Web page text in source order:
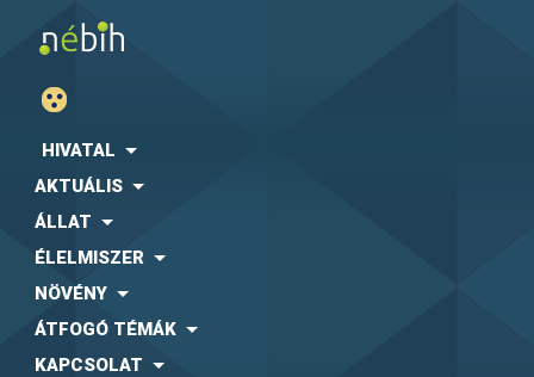
HIVATAL
AKTUÁLIS
ÁLLAT
ÉLELMISZER
NÖVÉNY
ÁTFOGÓ TÉMÁK
KAPCSOLAT